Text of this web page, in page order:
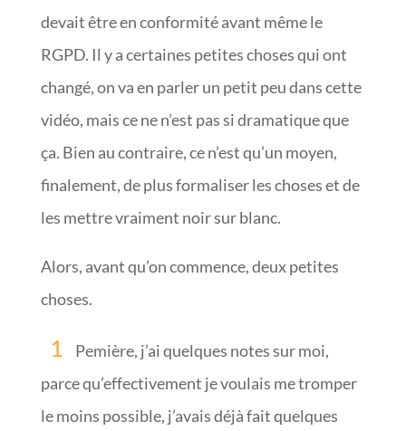
devait être en conformité avant même le
RGPD. Il y a certaines petites choses qui ont
changé, on va en parler un petit peu dans cette
vidéo, mais ce ne n’est pas si dramatique que
ça. Bien au contraire, ce n’est qu’un moyen,
finalement, de plus formaliser les choses et de
les mettre vraiment noir sur blanc.
Alors, avant qu’on commence, deux petites
choses.
Pemière, j’ai quelques notes sur moi,
parce qu’effectivement je voulais me tromper
le moins possible, j’avais déjà fait quelques